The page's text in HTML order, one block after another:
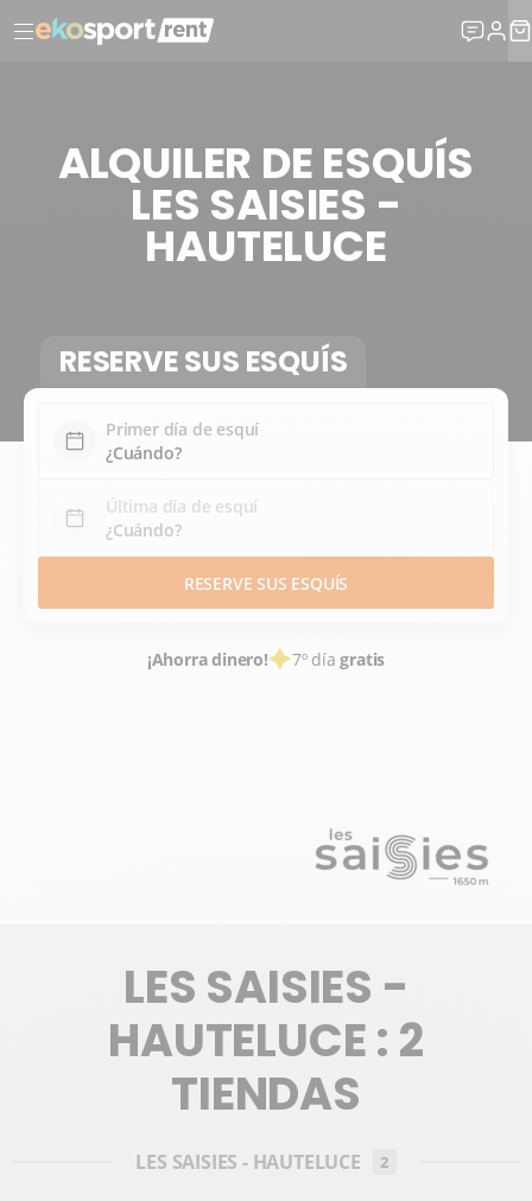
ALQUILER DE ESQUÍS
LES SAISIES -
HAUTELUCE
RESERVE SUS ESQUÍS
Primer día de esquí
Última día de esquí
RESERVE SUS ESQUÍS
¡Ahorra dinero! 7º díagratis
LES SAISIES -
HAUTELUCE : 2
TIENDAS
LES SAISIES - HAUTELUCE 2